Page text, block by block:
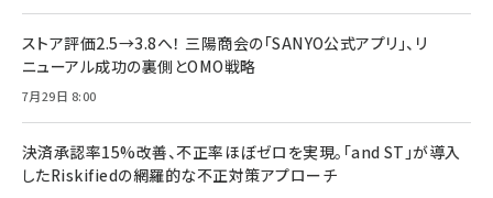
ストア評価2.5→3.8へ！ 三陽商会の「SANYO公式アプリ」、リ
ニューアル成功の裏側とOMO戦略
7月29日 8:00
決済承認率15%改善、不正率ほぼゼロを実現。「and ST」が導入
したRiskifiedの網羅的な不正対策アプローチ